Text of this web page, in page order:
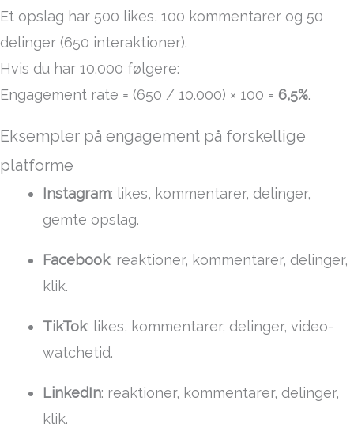
Et opslag har 500 likes, 100 kommentarer og 50
delinger (650 interaktioner).
Hvis du har 10.000 følgere:
Engagement rate = (650 / 10.000) × 100 = 6,5%.
Eksempler på engagement på forskellige
platforme
Instagram: likes, kommentarer, delinger,
gemte opslag.
Facebook: reaktioner, kommentarer, delinger,
klik.
TikTok: likes, kommentarer, delinger, video-
watchetid.
LinkedIn: reaktioner, kommentarer, delinger,
klik.